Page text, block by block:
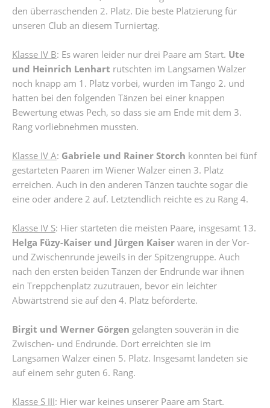
den überraschenden 2. Platz. Die beste Platzierung für
unseren Club an diesem Turniertag.
Klasse IV B: Es waren leider nur drei Paare am Start. Ute
und Heinrich Lenhart rutschten im Langsamen Walzer
noch knapp am 1. Platz vorbei, wurden im Tango 2. und
hatten bei den folgenden Tänzen bei einer knappen
Bewertung etwas Pech, so dass sie am Ende mit dem 3.
Rang vorliebnehmen mussten.
Klasse IV A: Gabriele und Rainer Storch konnten bei fünf
gestarteten Paaren im Wiener Walzer einen 3. Platz
erreichen. Auch in den anderen Tänzen tauchte sogar die
eine oder andere 2 auf. Letztendlich reichte es zu Rang 4.
Klasse IV S: Hier starteten die meisten Paare, insgesamt 13.
Helga Füzy-Kaiser und Jürgen Kaiser waren in der Vor-
und Zwischenrunde jeweils in der Spitzengruppe. Auch
nach den ersten beiden Tänzen der Endrunde war ihnen
ein Treppchenplatz zuzutrauen, bevor ein leichter
Abwärtstrend sie auf den 4. Platz beförderte.
Birgit und Werner Görgen gelangten souverän in die
Zwischen- und Endrunde. Dort erreichten sie im
Langsamen Walzer einen 5. Platz. Insgesamt landeten sie
auf einem sehr guten 6. Rang.
Klasse S III: Hier war keines unserer Paare am Start.